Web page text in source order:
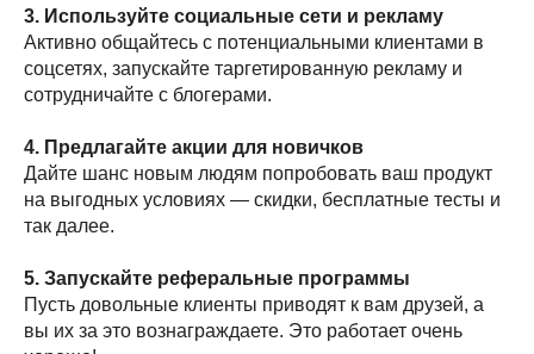
3. Используйте социальные сети и рекламу
Активно общайтесь с потенциальными клиентами в
соцсетях, запускайте таргетированную рекламу и
сотрудничайте с блогерами.
4. Предлагайте акции для новичков
Дайте шанс новым людям попробовать ваш продукт
на выгодных условиях — скидки, бесплатные тесты и
так далее.
5. Запускайте реферальные программы
Пусть довольные клиенты приводят к вам друзей, а
вы их за это вознаграждаете. Это работает очень